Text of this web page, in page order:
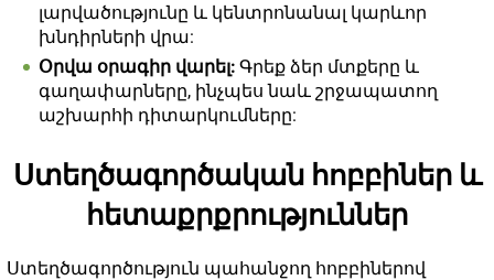
լարվածությունը և կենտրոնանալ կարևոր
խնդիրների վրա:
Օրվա օրագիր վարել: Գրեք ձեր մտքերը և
գաղափարները, ինչպես նաև շրջապատող
աշխարհի դիտարկումները:
Ստեղծագործական հոբբիներ և
հետաքրքրություններ
Ստեղծագործություն պահանջող հոբբիներով